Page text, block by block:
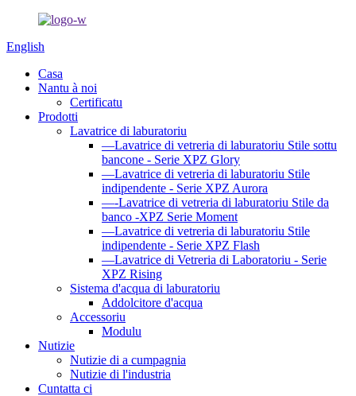
English
Casa
Nantu à noi
Certificatu
Prodotti
Lavatrice di laburatoriu
—Lavatrice di vetreria di laburatoriu Stile sottu
bancone - Serie XPZ Glory
—Lavatrice di vetreria di laburatoriu Stile
indipendente - Serie XPZ Aurora
—-Lavatrice di vetreria di laburatoriu Stile da
banco -XPZ Serie Moment
—Lavatrice di vetreria di laburatoriu Stile
indipendente - Serie XPZ Flash
—Lavatrice di Vetreria di Laboratoriu - Serie
XPZ Rising
Sistema d'acqua di laburatoriu
Addolcitore d'acqua
Accessoriu
Modulu
Nutizie
Nutizie di a cumpagnia
Nutizie di l'industria
Cuntatta ci